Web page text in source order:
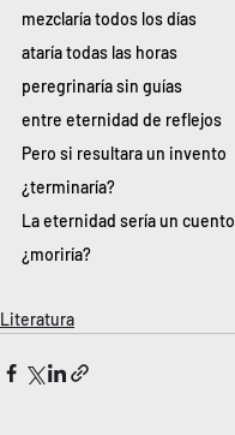
mezclaría todos los días
ataría todas las horas
peregrinaría sin guías
entre eternidad de reflejos
Pero si resultara un invento
¿terminaría?
La eternidad sería un cuento
¿moriría?
Literatura